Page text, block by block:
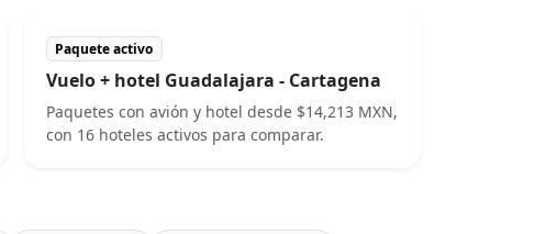
Paquete activo
Vuelo + hotel Guadalajara - Cartagena
Paquetes con avión y hotel desde $14,213 MXN,
con 16 hoteles activos para comparar.